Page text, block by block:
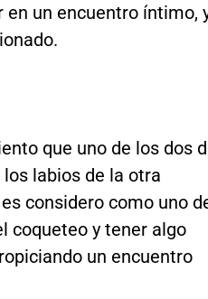
en un encuentro íntimo,
que uno de los dos
labios de la otra
considero como uno
coqueteo y tener algo
un encuentro